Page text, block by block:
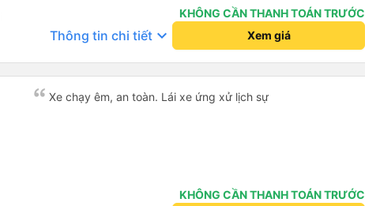
KHÔNG CẦN THANH TOÁN TRƯỚC
Thông tin chi tiết keyboard_arrow_down Xem giá
Xe chạy êm, an toàn. Lái xe ứng xử lịch sự
KHÔNG CẦN THANH TOÁN TRƯỚC